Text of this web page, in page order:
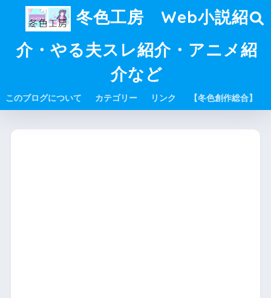
冬色工房 Web小説紹
介・やる夫スレ紹介・アニメ紹
介など
このブログについて カテゴリー リンク 【冬色創作総合】